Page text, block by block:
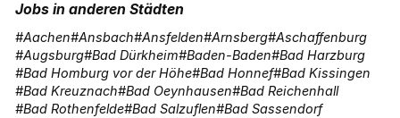
Jobs in anderen Städten
Aachen Ansbach Ansfelden Arnsberg Aschaffenburg
Augsburg Bad Dürkheim Baden-Baden Bad Harzburg
Bad Homburg vor der Höhe Bad Honnef Bad Kissingen
Bad Kreuznach Bad Oeynhausen Bad Reichenhall
Bad Rothenfelde Bad Salzuflen Bad Sassendorf